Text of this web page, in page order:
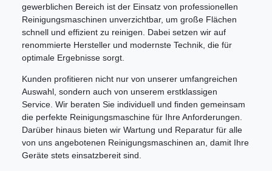
gewerblichen Bereich ist der Einsatz von professionellen
Reinigungsmaschinen unverzichtbar, um große Flächen
schnell und effizient zu reinigen. Dabei setzen wir auf
renommierte Hersteller und modernste Technik, die für
optimale Ergebnisse sorgt.
Kunden profitieren nicht nur von unserer umfangreichen
Auswahl, sondern auch von unserem erstklassigen
Service. Wir beraten Sie individuell und finden gemeinsam
die perfekte Reinigungsmaschine für Ihre Anforderungen.
Darüber hinaus bieten wir Wartung und Reparatur für alle
von uns angebotenen Reinigungsmaschinen an, damit Ihre
Geräte stets einsatzbereit sind.